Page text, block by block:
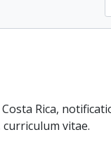
Rica,
curriculum vitae.